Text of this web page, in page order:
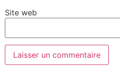
Site web